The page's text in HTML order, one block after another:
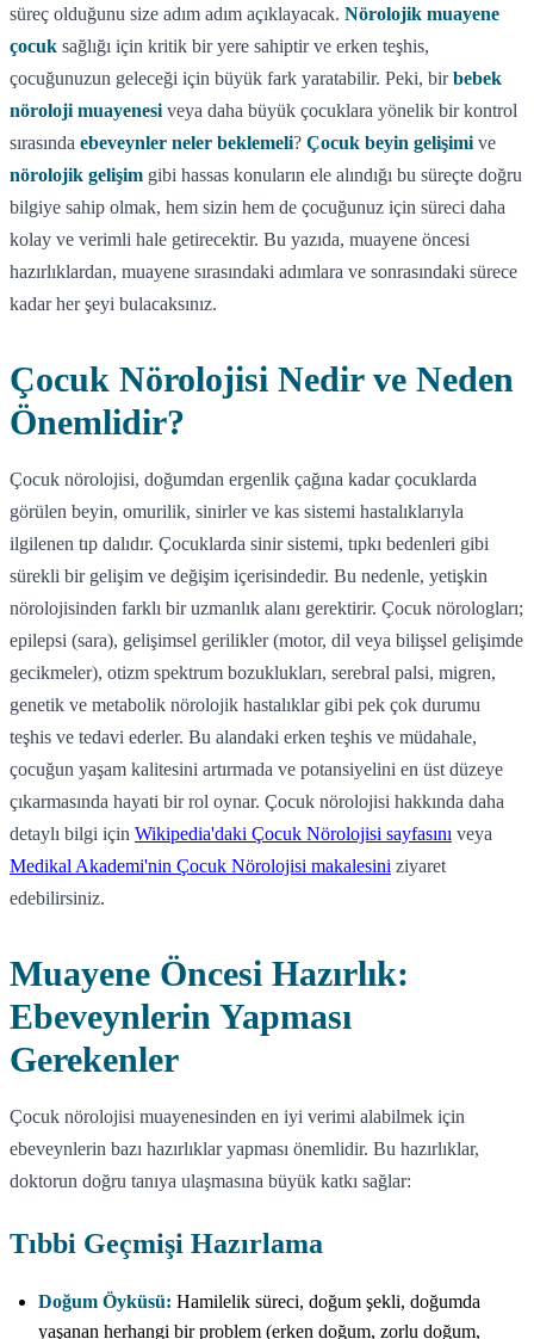
süreç olduğunu size adım adım açıklayacak. Nörolojik muayene
çocuk sağlığı için kritik bir yere sahiptir ve erken teşhis,
çocuğunuzun geleceği için büyük fark yaratabilir. Peki, birbebek
nöroloji muayenesi veya daha büyük çocuklara yönelik bir kontrol
sırasında ebeveynler neler beklemeli? Çocuk beyin gelişimi ve
nörolojik gelişim gibi hassas konuların ele alındığı bu süreçte doğru
bilgiye sahip olmak, hem sizin hem de çocuğunuz için süreci daha
kolay ve verimli hale getirecektir. Bu yazıda, muayene öncesi
hazırlıklardan, muayene sırasındaki adımlara ve sonrasındaki sürece
kadar her şeyi bulacaksınız.
Çocuk Nörolojisi Nedir ve Neden
Önemlidir?
Çocuk nörolojisi, doğumdan ergenlik çağına kadar çocuklarda
görülen beyin, omurilik, sinirler ve kas sistemi hastalıklarıyla
ilgilenen tıp dalıdır. Çocuklarda sinir sistemi, tıpkı bedenleri gibi
sürekli bir gelişim ve değişim içerisindedir. Bu nedenle, yetişkin
nörolojisinden farklı bir uzmanlık alanı gerektirir. Çocuk nörologları;
epilepsi (sara), gelişimsel gerilikler (motor, dil veya bilişsel gelişimde
gecikmeler), otizm spektrum bozuklukları, serebral palsi, migren,
genetik ve metabolik nörolojik hastalıklar gibi pek çok durumu
teşhis ve tedavi ederler. Bu alandaki erken teşhis ve müdahale,
çocuğun yaşam kalitesini artırmada ve potansiyelini en üst düzeye
çıkarmasında hayati bir rol oynar. Çocuk nörolojisi hakkında daha
detaylı bilgi için Wikipedia'daki Çocuk Nörolojisi sayfasını veya
Medikal Akademi'nin Çocuk Nörolojisi makalesini ziyaret
edebilirsiniz.
Muayene Öncesi Hazırlık:
Ebeveynlerin Yapması
Gerekenler
Çocuk nörolojisi muayenesinden en iyi verimi alabilmek için
ebeveynlerin bazı hazırlıklar yapması önemlidir. Bu hazırlıklar,
doktorun doğru tanıya ulaşmasına büyük katkı sağlar:
Tıbbi Geçmişi Hazırlama
Doğum Öyküsü: Hamilelik süreci, doğum şekli, doğumda
yaşanan herhangi bir problem (erken doğum, zorlu doğum,